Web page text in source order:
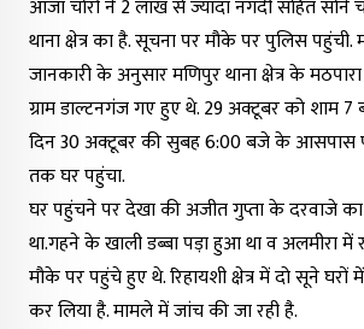
आजा चोरों ने 2 लाख से ज्यादा नगदी सहित सोने
थाना क्षेत्र का है. सूचना पर मौके पर पुलिस
जानकारी के अनुसार मणिपुर थाना क्षेत्र के
ग्राम डाल्टनगंज गए हुए थे. 29 अक्टूबर को शाम
दिन 30 अक्टूबर की सुबह 6:00 बजे के आसपास
तक घर पहुंचा.
घर पहुंचने पर देखा की अजीत गुप्ता के दरवाजे
था.गहने के खाली डब्बा पड़ा हुआ था व अलमीरा में
मौके पर पहुंचे हुए थे. रिहायशी क्षेत्र में दो सूने
कर लिया है. मामले में जांच की जा रही है.